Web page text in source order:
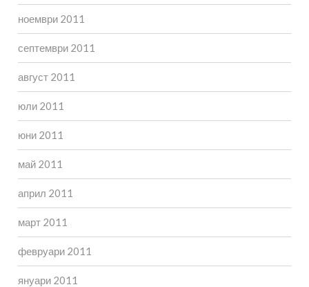
ноември 2011
септември 2011
август 2011
юли 2011
юни 2011
май 2011
април 2011
март 2011
февруари 2011
януари 2011